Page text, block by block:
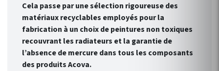
Cela passe par une sélection rigoureuse des
matériaux recyclables employés pour la
fabrication à un choix de peintures non toxiques
recouvrant les radiateurs et la garantie de
l’absence de mercure dans tous les composants
des produits Acova.